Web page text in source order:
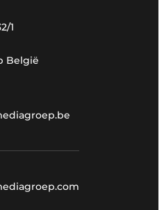
1
België